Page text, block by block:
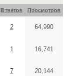
Ответов Просмотров
2 64,990
1 16,741
7 20,144